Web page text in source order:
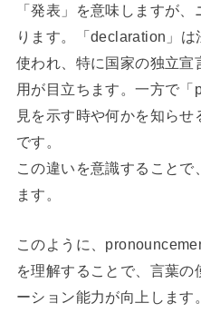
「発表」を意味しますが
ります。「declaration」は
使われ、特に国家の独立宣
用が目立ちます。一方で
見を示す時や何かを知ら
です。
この違いを意識することで
ます。
このように、
を理解することで、言葉
ーション能力が向上しま